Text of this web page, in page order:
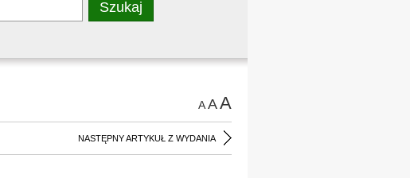
AAA
NASTĘPNY ARTYKUŁ Z WYDANIA